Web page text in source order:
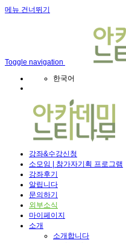
메뉴 건너뛰기
Toggle navigation
한국어
강좌&수강신청
소모임 | 참가자기획 프로그램
강좌후기
알립니다
문의하기
외부소식
마이페이지
소개
소개합니다